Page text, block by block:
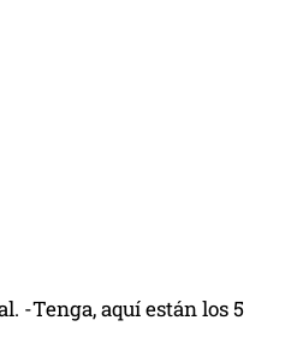
-Tenga, aquí están los 5